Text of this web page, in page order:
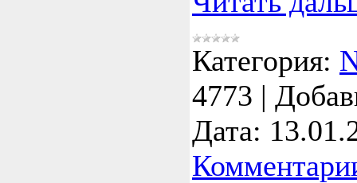
Категория:
4773 |
Дата: